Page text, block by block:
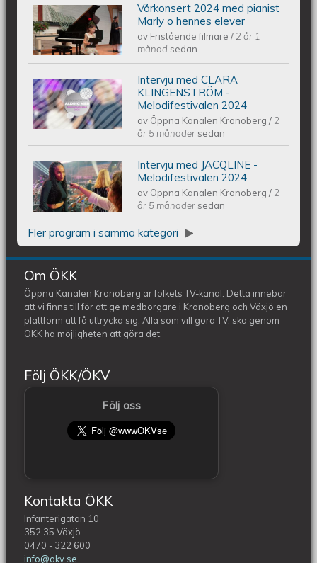
Piano Marly Azevedo Andersson
Vårkonsert EQUMENIAkyrkan
240608
Vårkonsert 2024 med pianist
Marly o hennes elever
av Fristående filmare/ 2 år 1
månad sedan
Intervju med CLARA KLINGENSTRÖM
- Melodifestivalen 2024
Intervju med CLARA
KLINGENSTRÖM -
Melodifestivalen 2024
av Öppna Kanalen Kronoberg/ 2
år 5 månader sedan
Intervju med JACQLINE -
Melodifestivalen 2024
Intervju med JACQLINE -
Melodifestivalen 2024
av Öppna Kanalen Kronoberg/ 2
år 5 månader sedan
Fler program i samma kategori
Om ÖKK
Öppna Kanalen Kronoberg är folkets TV-kanal. Detta innebär
att vi finns till för att ge medborgare i Kronoberg och Växjö en
plattform att få uttrycka sig. Alla som vill göra TV, ska genom
ÖKK ha möjligheten att göra det.
Följ ÖKK/ÖKV
Följ oss
Kontakta ÖKK
Infanterigatan 10
352 35 Växjö
0470 - 322 600
info@okv.se